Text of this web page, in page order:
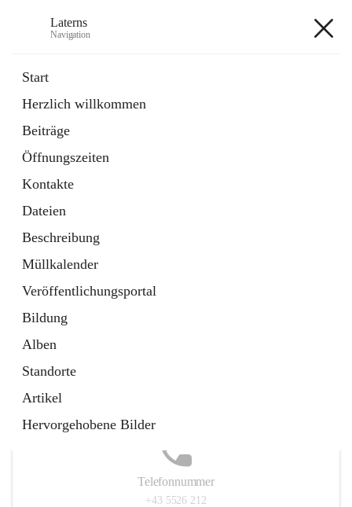
Laterns
Navigation
Start
Herzlich willkommen
Beiträge
Öffnungszeiten
Kontakte
Dateien
Beschreibung
Müllkalender
Veröffentlichungsportal
Bildung
Alben
Standorte
Artikel
Hervorgehobene Bilder
11 Schnellzugriffe
Soziales
1 Schnellzugriff
Telefonnummer
+43 5526 212